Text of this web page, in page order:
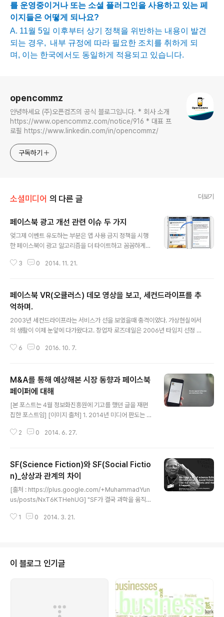
를 운영중이거나 또는 소셜 플러그인을 사용하고 있는 페
이지들은 어떻게 되나요?
A. 11월 5일 이후부터 상기 정책을 위반하는 내용이 발견
되는 경우, 내부 규정에 따라 필요한 조치를 취하게 되
며 , 이는 한국에서도 동일하게 적용되고 있습니다.
opencommz
안녕하세요 (주)오픈컴즈의 공식 블로그입니다. * 회사 소개
https://www.opencommz.com/notice/916 * 대표 프
로필 https://www.linkedin.com/in/opencommz/
구독하기
소셜미디어 의 다른 글 더보기
페이스북 광고 개선 관련 이슈 두 가지
엊그제 이벤트 유도하는 부분은 앱 사용 금지 정책을 시행
한 페이스북이 광고 알고리즘을 더 타이트하고 꼼꼼하게
수 없게 만들려는 것 같다. 현업에서는 불만이 있을 수 밖에
예산을 현명하게 예측해서 미리들 따내셔야 할 듯. 광고가
자꾸 노출되는 것이 불편하면 안보이게 하면 되고 나에게
도움이 조금이라도 되는 광고라면 거기에서 원하는 정보나
가치를 얻으면 된다. 툴툴거리기만 할게 아니라 어떻게 더
할 듯. 페이스북에서 안내해온 내용을 옮겨 본다. 1. 더 연관
3 0 2014. 11. 21.
페이스북 VR(오큘러스) 데모 영상을 보고, 세컨드라이프를 추
억하며.
2003년 세컨드라이프라는 서비스가 선을 보였을때 충격이었다. 가상현실에서
의 생활이 이제 눈앞에 다가왔다고. 창업자 로즈데일은 2006년 타임지 선정 가
사인 삼성전자의 모 상무님이 같이 손잡고 가상현실에서의 외국어 교육 환경을
을 맞춰 놓고 직무 관련 외국어들을 자연스럽세 학습할 수 있는 환경이었다. 특
히 삼성이 만들어 놓으면 다른 기업들도 따라하거나 참여하는 습성(?)들이 있다
보니 구축하면서 타 기업 매장을 입점시켜 광고 수익 부분도 고려하자 라는 모
델. 거의 세컨드라이프와..
6 0 2016. 10. 7.
M&A를 통해 예상해본 시장 동향과 페이스북
페이퍼에 대해
[본 포스트는 4월 정보화진흥원에 기고를 했던 글을 재편
집한 포스트임] [이미지 출처] 1. 2014년 미디어 판도는 M
로벌 IT 기업은 숨가쁘게 달려왔습니다. 실적도 실적이지
니다. 몇 가지 대표적인 케이스를 중심으로 향후 IT,미디어
업계의 방향을 전망해 보도록 하겠습니다. 가장 공격적인
인수합병 전략을 취한 곳은 바로 페이스북입니다. 얼마 전
에 모바일 월 평균 사용자(MAU)가 10억명을 돌파하는 등
소셜미디어업계는 물론 IT 전반적인 부분으로의 사세 확장
이 대단했습니다. 그 중 가장 이슈가 되었던 경우는 바로 모
2 0 2014. 6. 27.
SF(Science Fiction)와 SF(Social Fictio
n)_상상과 관계의 차이
[출처 : https://plus.google.com/+MuhammadYun
us/posts/NxT6KTHehUG] "SF가 결국 과학을 움직였
키려면 소셜픽션을 써야 한다" - 무함마드 유누스 2013년
고 탐 크루즈 주연이라는 것만으로도 주목을 끌 수 있는데
그 내용과 연출력이 워낙 인상 깊었기 때문이 아닌가 싶다.
그런데… 10여년이 지난 지금도 여전히 이 영화가 주목을
받는 것은 영화에 나왔던 여러가지 기술과 서비스,IT 환경
등이 2014년 현재 현실화되어 가고 있다는 것이고..
1 0 2014. 3. 21.
이 블로그 인기글